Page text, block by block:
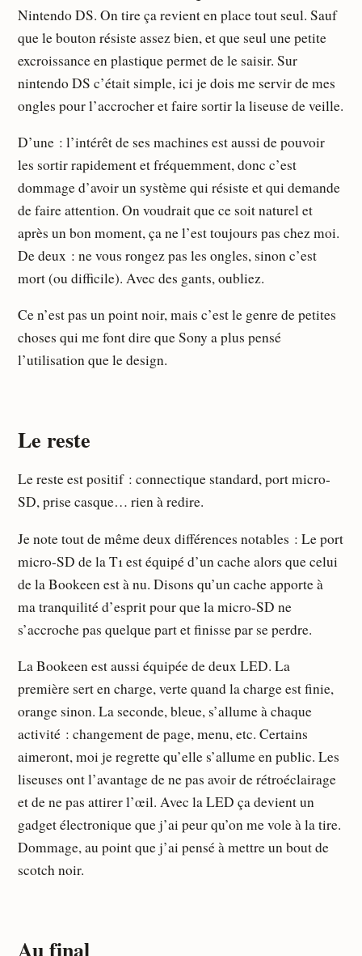
Nintendo DS. On tire ça revient en place tout seul. Sauf
que le bouton résiste assez bien, et que seul une petite
excroissance en plastique permet de le saisir. Sur
nintendo DS c’était simple, ici je dois me servir de mes
ongles pour l’accrocher et faire sortir la liseuse de veille.
D’une : l’intérêt de ses machines est aussi de pouvoir
les sortir rapidement et fréquemment, donc c’est
dommage d’avoir un système qui résiste et qui demande
de faire attention. On voudrait que ce soit naturel et
après un bon moment, ça ne l’est toujours pas chez moi.
De deux : ne vous rongez pas les ongles, sinon c’est
mort (ou difficile). Avec des gants, oubliez.
Ce n’est pas un point noir, mais c’est le genre de petites
choses qui me font dire que Sony a plus pensé
l’utilisation que le design.
Le reste
Le reste est positif : connectique standard, port micro-
SD, prise casque… rien à redire.
Je note tout de même deux différences notables : Le port
micro-SD de la T1 est équipé d’un cache alors que celui
de la Bookeen est à nu. Disons qu’un cache apporte à
ma tranquilité d’esprit pour que la micro-SD ne
s’accroche pas quelque part et finisse par se perdre.
La Bookeen est aussi équipée de deux LED. La
première sert en charge, verte quand la charge est finie,
orange sinon. La seconde, bleue, s’allume à chaque
activité : changement de page, menu, etc. Certains
aimeront, moi je regrette qu’elle s’allume en public. Les
liseuses ont l’avantage de ne pas avoir de rétroéclairage
et de ne pas attirer l’œil. Avec la LED ça devient un
gadget électronique que j’ai peur qu’on me vole à la tire.
Dommage, au point que j’ai pensé à mettre un bout de
scotch noir.
Au final